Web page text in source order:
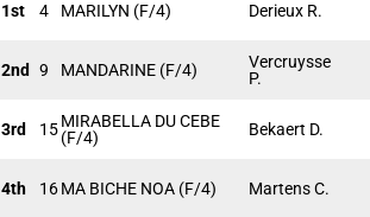
1st 4 MARILYN (F/4) Derieux R.
2nd 9 MANDARINE (F/4)
Vercruysse
P.
3rd 15MIRABELLA DU CEBE
(F/4)
Bekaert D.
4th 16MA BICHE NOA (F/4) Martens C.